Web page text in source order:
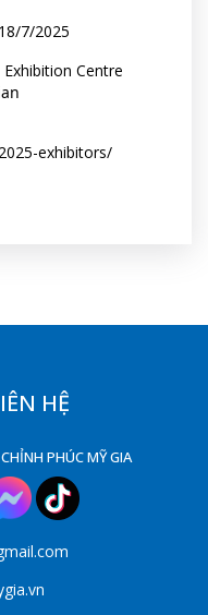
7/2025
Centre
exhibitors/
HỆ
PHÚC MỸ GIA